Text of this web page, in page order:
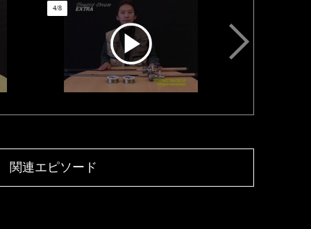
4/8
関連エピソード